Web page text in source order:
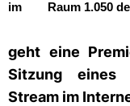
im Raum 1.050
geht eine
Sitzung eines
Stream im